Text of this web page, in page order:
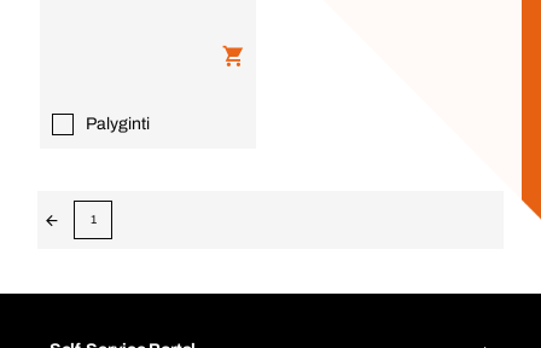
Palyginti
1